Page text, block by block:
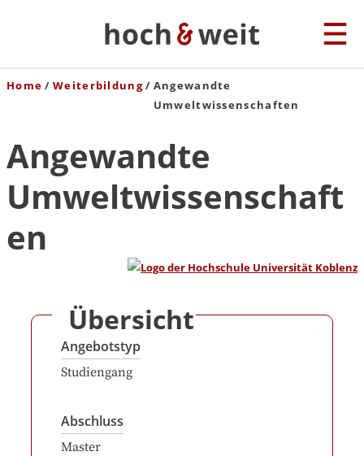
Home Weiterbildung
Angewandte
Umweltwissenschaften
Angewandte
Umweltwissenschaft
en
Übersicht
Angebotstyp
Studiengang
Abschluss
Master